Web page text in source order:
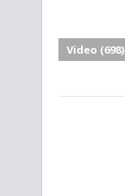
Video (698)